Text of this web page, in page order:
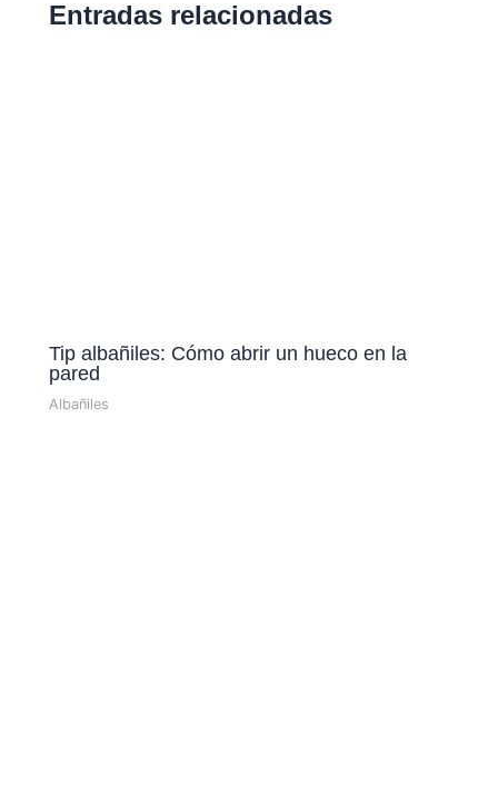
Entradas relacionadas
Tip albañiles: Cómo abrir un hueco en la
pared
Albañiles